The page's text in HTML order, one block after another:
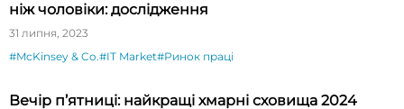
ніж чоловіки: дослідження
31 липня, 2023
#McKinsey & Co.#IT Market#Ринок праці
Вечір п’ятниці: найкращі хмарні сховища 2024